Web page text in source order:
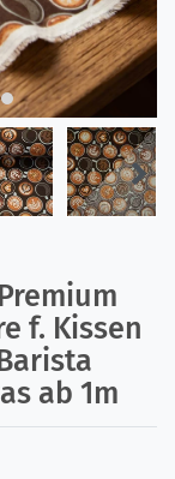
f. Kissen
ab 1m